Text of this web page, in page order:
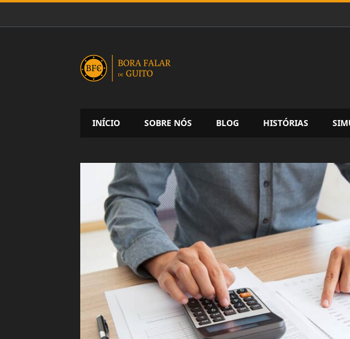
INÍCIO SOBRE NÓS BLOG HISTÓRIAS